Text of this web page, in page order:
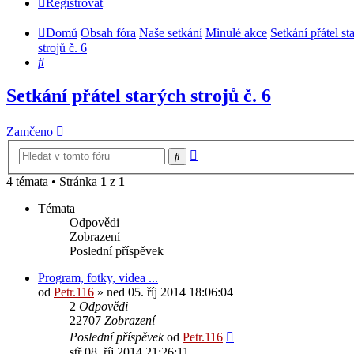
Registrovat
Domů Obsah fóra Naše setkání Minulé akce Setkání přátel
strojů č. 6
Hledat
Setkání přátel starých strojů č. 6
Zamčeno
Hledat
4 témata • Stránka 1 z 1
Témata
Odpovědi
Zobrazení
Poslední příspěvek
Program, fotky, videa ...
od Petr.116 » ned 05. říj 2014 18:06:04
2 Odpovědi
22707 Zobrazení
Poslední příspěvekod Petr.116